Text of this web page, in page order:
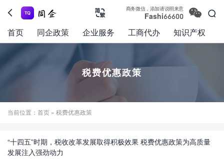
 
商务微信，添加请说明来意
Fashi66600 

首页 同企政策 企业服务 工商代办 知识产权
税费优惠政策
当前位置： 首页 » 税费优惠政策
“十四五”时期，税收改革发展取得积极效果 税费优惠政策为高质量
发展注入强劲动力